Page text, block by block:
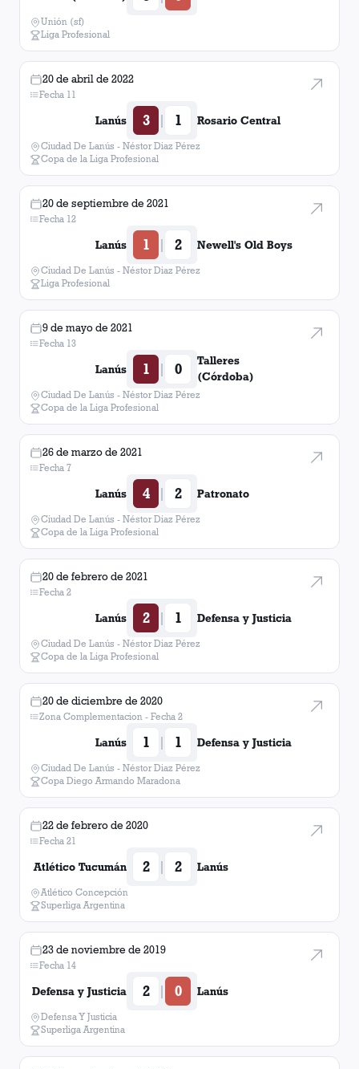
Unión (sf)
Liga Profesional
20 de abril de 2022
Fecha 11
Lanús 3 | 1 Rosario Central
Ciudad De Lanús - Néstor Diaz Pérez
Copa de la Liga Profesional
20 de septiembre de 2021
Fecha 12
Lanús 1 | 2 Newell's Old Boys
Ciudad De Lanús - Néstor Diaz Pérez
Liga Profesional
9 de mayo de 2021
Fecha 13
Lanús 1 | 0
Talleres
(Córdoba)
Ciudad De Lanús - Néstor Diaz Pérez
Copa de la Liga Profesional
26 de marzo de 2021
Fecha 7
Lanús 4 | 2 Patronato
Ciudad De Lanús - Néstor Diaz Pérez
Copa de la Liga Profesional
20 de febrero de 2021
Fecha 2
Lanús 2 | 1 Defensa y Justicia
Ciudad De Lanús - Néstor Diaz Pérez
Copa de la Liga Profesional
20 de diciembre de 2020
Zona Complementacion - Fecha 2
Lanús 1 | 1 Defensa y Justicia
Ciudad De Lanús - Néstor Diaz Pérez
Copa Diego Armando Maradona
22 de febrero de 2020
Fecha 21
Atlético Tucumán 2 | 2 Lanús
Atlético Concepción
Superliga Argentina
23 de noviembre de 2019
Fecha 14
Defensa y Justicia 2 | 0 Lanús
Defensa Y Justicia
Superliga Argentina